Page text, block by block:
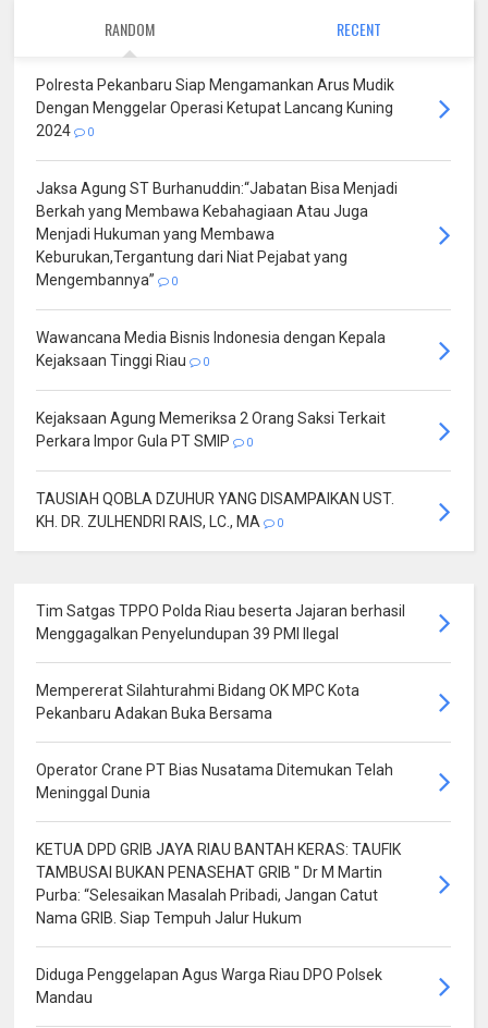
RANDOM RECENT
Polresta Pekanbaru Siap Mengamankan Arus Mudik
Dengan Menggelar Operasi Ketupat Lancang Kuning
2024
0
Jaksa Agung ST Burhanuddin:“Jabatan Bisa Menjadi
Berkah yang Membawa Kebahagiaan Atau Juga
Menjadi Hukuman yang Membawa
Keburukan,Tergantung dari Niat Pejabat yang
Mengembannya”
0
Wawancana Media Bisnis Indonesia dengan Kepala
Kejaksaan Tinggi Riau
0
Kejaksaan Agung Memeriksa 2 Orang Saksi Terkait
Perkara Impor Gula PT SMIP
0
TAUSIAH QOBLA DZUHUR YANG DISAMPAIKAN UST.
KH. DR. ZULHENDRI RAIS, LC., MA
0
Tim Satgas TPPO Polda Riau beserta Jajaran berhasil
Menggagalkan Penyelundupan 39 PMI Ilegal
Mempererat Silahturahmi Bidang OK MPC Kota
Pekanbaru Adakan Buka Bersama
Operator Crane PT Bias Nusatama Ditemukan Telah
Meninggal Dunia
KETUA DPD GRIB JAYA RIAU BANTAH KERAS: TAUFIK
TAMBUSAI BUKAN PENASEHAT GRIB " Dr M Martin
Purba: “Selesaikan Masalah Pribadi, Jangan Catut
Nama GRIB. Siap Tempuh Jalur Hukum
Diduga Penggelapan Agus Warga Riau DPO Polsek
Mandau